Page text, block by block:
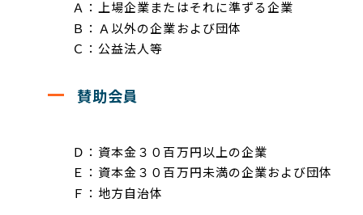
Ａ：上場企業またはそれに準ずる企業
Ｂ：Ａ以外の企業および団体
Ｃ：公益法人等
賛助会員
Ｄ：資本金３０百万円以上の企業
Ｅ：資本金３０百万円未満の企業および団体
Ｆ：地方自治体